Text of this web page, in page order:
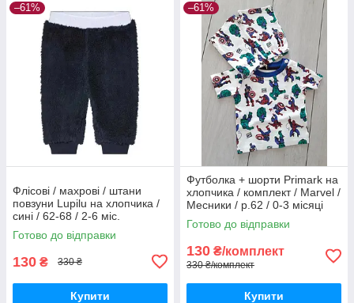
–61%
Флісові / махрові / штани
повзуни Lupilu на хлопчика /
сині / 62-68 / 2-6 міс.
Готово до відправки
130 ₴ 330 ₴
Купити
–61%
Футболка + шорти Primark на
хлопчика / комплект / Marvel /
Месники / р.62 / 0-3 місяці
(більшомір)
Готово до відправки
130 ₴/комплект
330 ₴/комплект
Купити